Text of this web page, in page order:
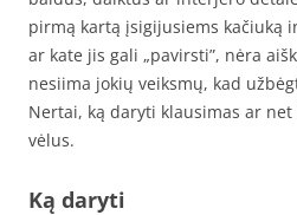
pirmą kartą įsigijusiems kačiuką
ar kate jis gali „pavirsti”, nėra
nesiima jokių veiksmų, kad
Nertai, ką daryti klausimas ar
vėlus.
Ką daryti